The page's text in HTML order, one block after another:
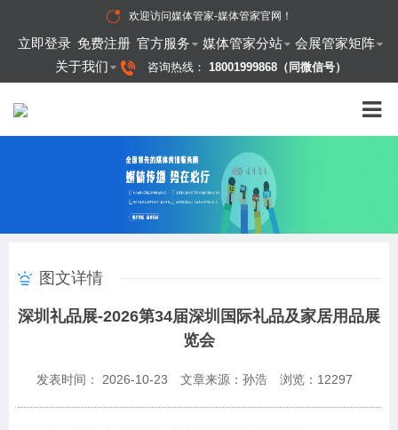
欢迎访问媒体管家-媒体管家官网 ！
立即登录 免费注册 官方服务 媒体管家分站
会展管家矩阵
关于我们
咨询热线： 18001999868（同微信号）
图文详情
深圳礼品展-2026第34届深圳国际礼品及家居用品展
览会
发表时间： 2026-10-23 文章来源：孙浩 浏览： 12297